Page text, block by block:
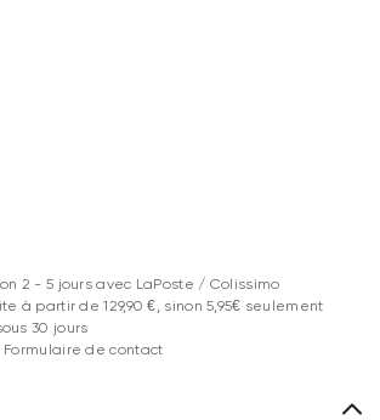
2 - 5 jours avec LaPoste / Colissimo
à partir de 129,90 €, sinon 5,95€ seulement
30 jours
de contact